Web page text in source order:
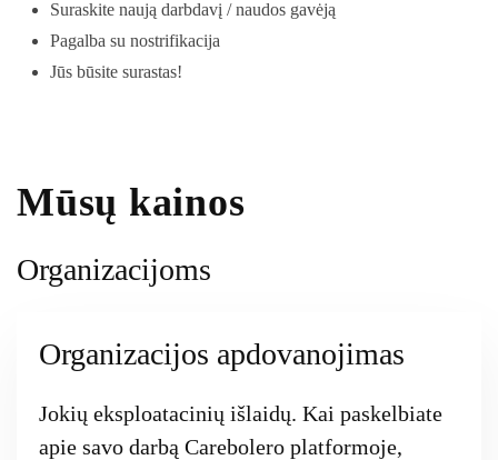
Suraskite naują darbdavį / naudos gavėją
Pagalba su nostrifikacija
Jūs būsite surastas!
Mūsų kainos
Organizacijoms
Organizacijos apdovanojimas
Jokių eksploatacinių išlaidų. Kai paskelbiate
apie savo darbą Carebolero platformoje,